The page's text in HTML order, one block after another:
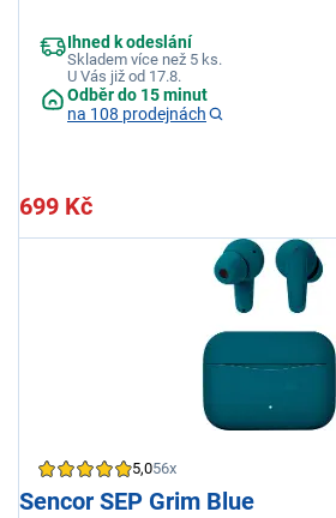
Ihned k odeslání
Skladem více než 5 ks.
U Vás již od 17.8.
Odběr do 15 minut
na 108 prodejnách
699 Kč
5,056x
Sencor SEP Grim Blue